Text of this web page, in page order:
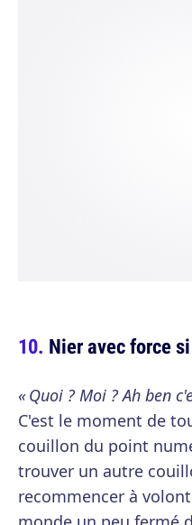
Nier avec force
« Quoi ? Moi ? Ah ben
C'est le moment de
couillon du point
trouver un autre
recommencer à